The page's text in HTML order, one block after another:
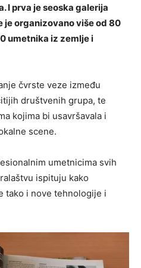
I prva je seoska galerija
je organizovano više od 80
umetnika iz zemlje i
čvrste veze između
društvenih grupa, te
kojima bi usavršavala i
scene.
umetnicima svih
ispituju kako
tako i nove tehnologije i